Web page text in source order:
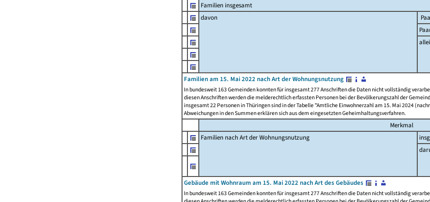
Familien insgesamt
davon
Familien am 15. Mai 2022 nach Art der Wohnungsnutzung
In bundesweit 163 Gemeinden konnten für insgesamt 277 Anschriften die Daten nicht vollständig
diesen Anschriften werden die melderechtlich erfassten Personen bei der Bevölkerungszahl der
insgesamt 22 Personen in Thüringen sind in der Tabelle "Amtliche Einwohnerzahl am 15. Mai 2024
Abweichungen in den Summen erklären sich aus dem eingesetzten Geheimhaltungsverfahren.
Merkmal
Familien nach Art der Wohnungsnutzung
Gebäude mit Wohnraum am 15. Mai 2022 nach Art des Gebäudes
In bundesweit 163 Gemeinden konnten für insgesamt 277 Anschriften die Daten nicht vollständig